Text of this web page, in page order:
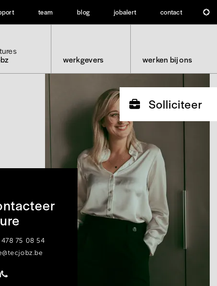
team blog jobalert contact
werkgevers werken bij ons
75 08 54
Solliciteer